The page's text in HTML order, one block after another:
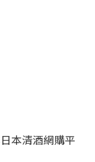
本清酒網購平